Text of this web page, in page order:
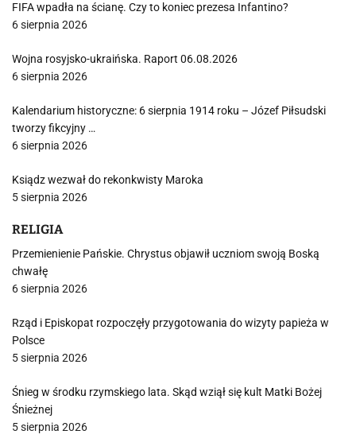
FIFA wpadła na ścianę. Czy to koniec prezesa Infantino?
6 sierpnia 2026
Wojna rosyjsko-ukraińska. Raport 06.08.2026
6 sierpnia 2026
Kalendarium historyczne: 6 sierpnia 1914 roku – Józef Piłsudski
tworzy fikcyjny …
6 sierpnia 2026
Ksiądz wezwał do rekonkwisty Maroka
5 sierpnia 2026
RELIGIA
Przemienienie Pańskie. Chrystus objawił uczniom swoją Boską
chwałę
6 sierpnia 2026
Rząd i Episkopat rozpoczęły przygotowania do wizyty papieża w
Polsce
5 sierpnia 2026
Śnieg w środku rzymskiego lata. Skąd wziął się kult Matki Bożej
Śnieżnej
5 sierpnia 2026